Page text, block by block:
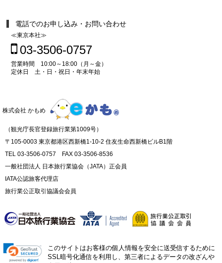
電話でのお申し込み・お問い合わせ
≪東京本社≫
03-3506-0757
営業時間 10:00～18:00（月～金）
定休日 土・日・祝日・年末年始
株式会社 かもめ
（観光庁長官登録旅行業第1009号）
〒105-0003 東京都港区西新橋1-10-2 住友生命西新橋ビルB1階
TEL 03-3506-0757 FAX 03-3506-8536
一般社団法人 日本旅行業協会（JATA）正会員
IATA公認旅客代理店
旅行業公正取引協議会会員
このサイトはお客様の個人情報を安全に送受信するために
SSL暗号化通信を利用し、第三者によるデータの改ざんや